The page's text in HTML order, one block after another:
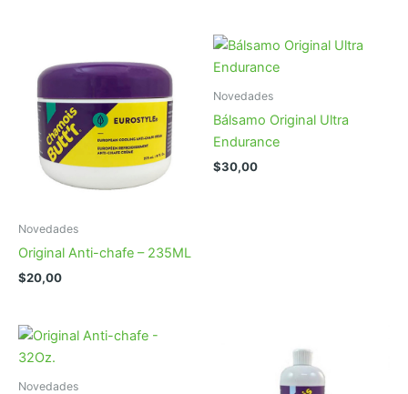
Novedades
Original Anti-chafe – 235ML
$20,00
Novedades
Bálsamo Original Ultra
Endurance
$30,00
Novedades